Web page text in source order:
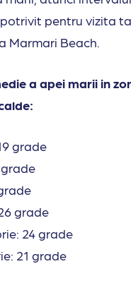
pentru vizita
Marmari Beach.
a apei marii in
grade
grade
24 grade
21 grade